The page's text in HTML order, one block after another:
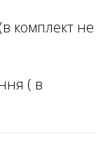
комплект не
( в